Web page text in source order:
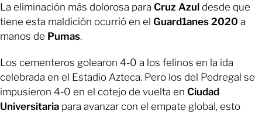
La eliminación más dolorosa para Cruz Azul desde que
tiene esta maldición ocurrió en el Guard1anes 2020 a
manos de Pumas.
Los cementeros golearon 4-0 a los felinos en la ida
celebrada en el Estadio Azteca. Pero los del Pedregal se
impusieron 4-0 en el cotejo de vuelta en Ciudad
Universitaria para avanzar con el empate global, esto